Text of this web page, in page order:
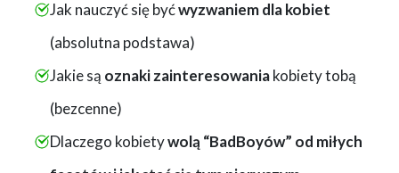
Jak nauczyć się byćwyzwaniem dla kobiet
(absolutna podstawa)
Jakie są oznaki zainteresowaniakobiety tobą
(bezcenne)
Dlaczego kobietywolą “BadBoyów” od miłych